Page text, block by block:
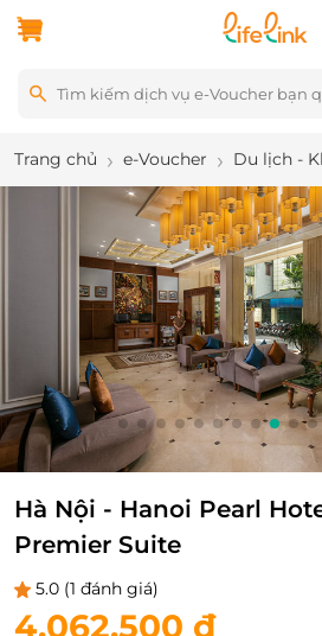
Trang chủ e-Voucher Du lịch -
Hà Nội - Hanoi Pearl
Premier Suite
5.0 (1 đánh giá)
4.062.500 đ